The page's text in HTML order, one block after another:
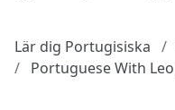
Lär dig Portugisiska
Portuguese With